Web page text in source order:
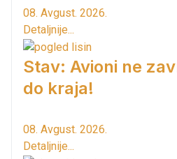
08. Avgust. 2026.
Detaljnije...
Stav: Avioni ne
do kraja!
08. Avgust. 2026.
Detaljnije...